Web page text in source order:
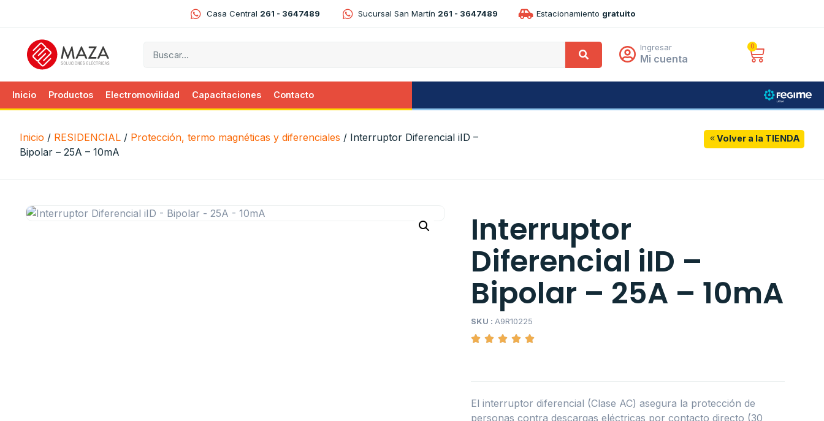
Casa Central 261 - 3647489 Sucursal San Martín 261 - 3647489 Estacionamiento gratuito
Ingresar
Mi cuenta
0
Inicio Productos Electromovilidad Capacitaciones Contacto
Inicio / RESIDENCIAL / Protección, termo magnéticas y diferenciales / Interruptor Diferencial iID –
Bipolar – 25A – 10mA
Volver a la TIENDA
Interruptor
Diferencial iID –
Bipolar – 25A – 10mA
SKU : A9R10225
El interruptor diferencial (Clase AC) asegura la protección de
personas contra descargas eléctricas por contacto directo (30